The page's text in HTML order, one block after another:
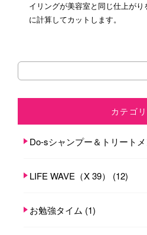
イリングが美容室と同じ仕上が
に計算してカットします。
カテゴ
Do-sシャンプー＆トリートメ
LIFE WAVE（X 39） (12)
お勉強タイム (1)